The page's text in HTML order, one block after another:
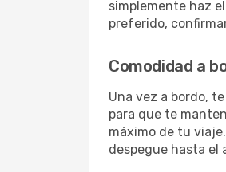
simplemente haz
preferido,
Comodidad a
Una vez a bordo,
para que te
máximo de tu
despegue hasta el